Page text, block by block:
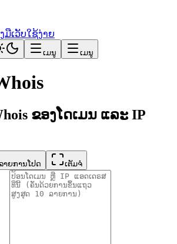
ມືເວັບໃຊ້ງ່າຍ
ເມນູ ເມນູ
ຂອງໂດເມນ ແລະ IP
າຍການໂປດ ເຕັມຈໍ